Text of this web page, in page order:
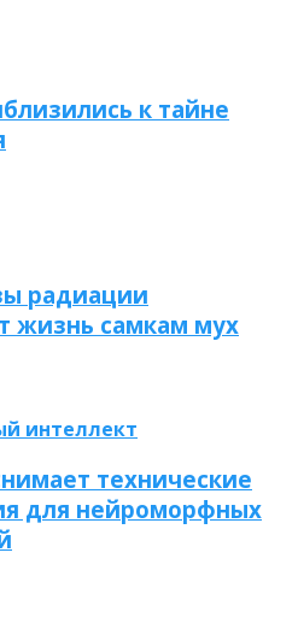
к тайне
радиации
жизнь самкам мух
интеллект
технические
для нейроморфных